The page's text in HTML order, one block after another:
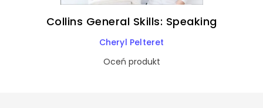
Collins General Skills: Speaking
Cheryl Pelteret
Oceń produkt